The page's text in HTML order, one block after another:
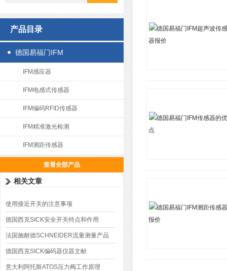
产品目录
德国易福门IFM
IFM感应器
IFM电感式传感器
IFM编码RFID传感器
IFM精准激光检测
IFM测距传感器
查看全部产品
相关文章
使用接近开关的注意事项
德国西克SICK安全开关特点和作用
法国施耐德SCHNEIDER流量测量产品
德国西克SICK编码器仪器文献
意大利阿托斯ATOS压力阀工作原理